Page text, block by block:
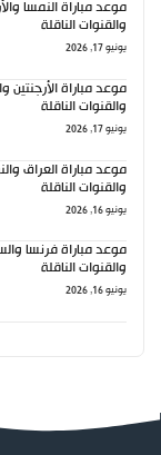
والقنوات الناقلة
يونيو 17, 2026
والقنوات الناقلة
يونيو 17, 2026
والقنوات الناقلة
يونيو 16, 2026
والقنوات الناقلة
يونيو 16, 2026